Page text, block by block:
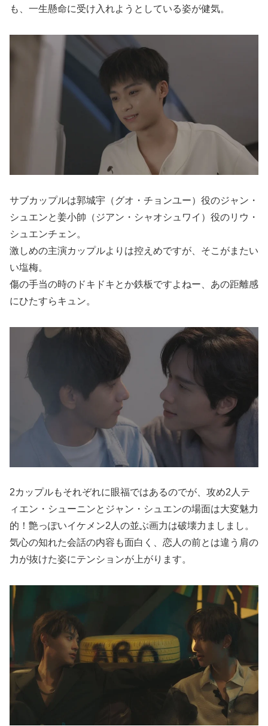
も、一生懸命に受け入れようとしている姿が健気。
サブカップルは郭城宇（グオ・チョンユー）役のジャン・
シュエンと姜小帥（ジアン・シャオシュワイ）役のリウ・
シュエンチェン。
激しめの主演カップルよりは控えめですが、そこがまたい
い塩梅。
傷の手当の時のドキドキとか鉄板ですよねー、あの距離感
にひたすらキュン。
2カップルもそれぞれに眼福ではあるのでが、攻め2人テ
ィエン・シューニンとジャン・シュエンの場面は大変魅力
的！艶っぽいイケメン2人の並ぶ画力は破壊力ましまし。
気心の知れた会話の内容も面白く、恋人の前とは違う肩の
力が抜けた姿にテンションが上がります。